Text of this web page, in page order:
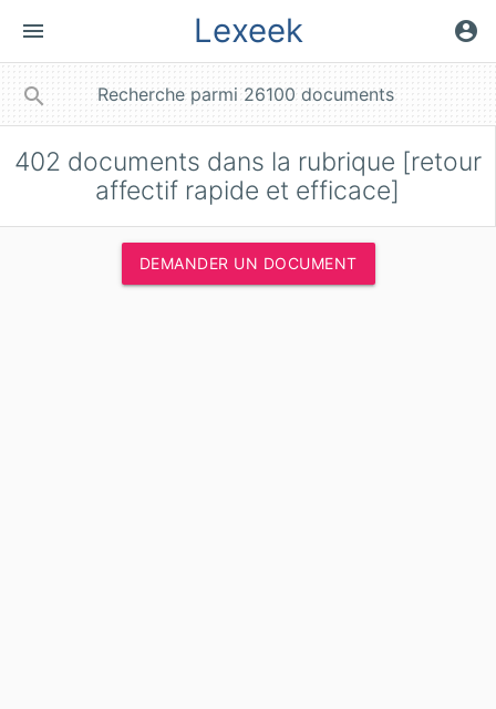
menu Lexeek account_circle
search
402 documents dans la rubrique [retour
affectif rapide et efficace]
DEMANDER UN DOCUMENT